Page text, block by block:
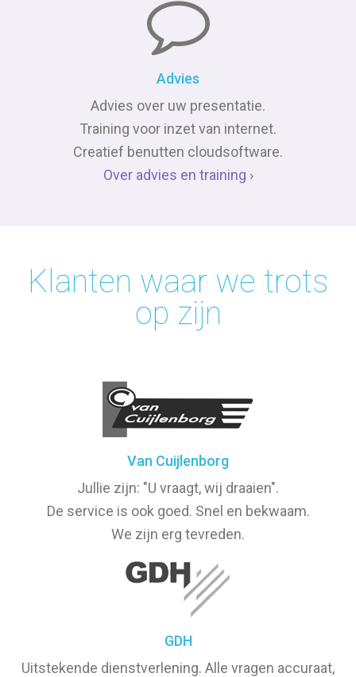
Advies
Advies over uw presentatie.
Training voor inzet van internet.
Creatief benutten cloudsoftware.
Over advies en training ›
Klanten waar we trots
op zijn
Van Cuijlenborg
Jullie zijn: "U vraagt, wij draaien".
De service is ook goed. Snel en bekwaam.
We zijn erg tevreden.
GDH
Uitstekende dienstverlening. Alle vragen accuraat,